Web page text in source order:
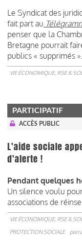
Le Syndicat des
fait part au
penser que la
Bretagne pourrait
publics « supprimés ».
VIE ÉCONOMIQUE, RSE &
PARTICIPATIF
ACCÈS PUBLIC
L'aide sociale
d'alerte !
Pendant quelques
Un silence voulu
associations de
VIE ÉCONOMIQUE, RSE &
PROTECTION SOCIALE